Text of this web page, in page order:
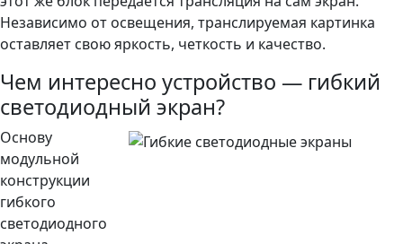
Независимо от освещения, транслируемая картинка
оставляет свою яркость, четкость и качество.
Чем интересно устройство — гибкий
светодиодный экран?
Основу
модульной
конструкции
гибкого
светодиодного